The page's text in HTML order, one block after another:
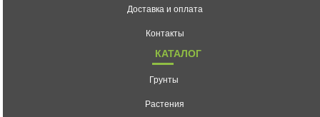
Доставка и оплата
Контакты
КАТАЛОГ
Грунты
Растения